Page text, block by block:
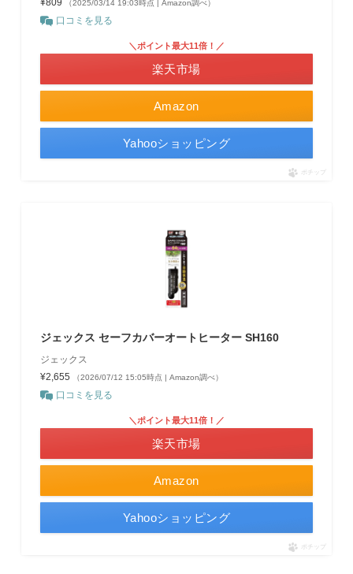
¥809 （2025/03/14 19:03時点 | Amazon調べ）
口コミを見る
Amazon
＼ポイント最大11倍！／
楽天市場
Yahooショッピング
ポチップ
ジェックス セーフカバーオートヒーター SH160
ジェックス
¥2,655
（2026/07/12 15:05時点 | Amazon調べ）
口コミを見る
Amazon
＼ポイント最大11倍！／
楽天市場
Yahooショッピング
ポチップ